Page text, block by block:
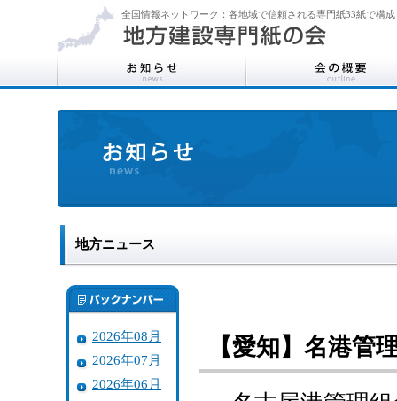
全国情報ネットワーク：各地域で信頼される専門紙33紙で構成
地方ニュース
2026年08月
2026年07月
2026年06月
【愛知】名港